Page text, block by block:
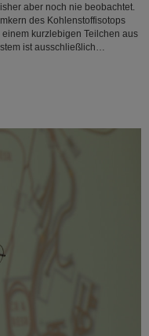
aber noch nie beobachtet.
des Kohlenstoffisotops
einem kurzlebigen Teilchen aus
ist ausschließlich…